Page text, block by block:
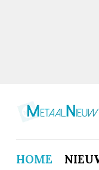
HOME